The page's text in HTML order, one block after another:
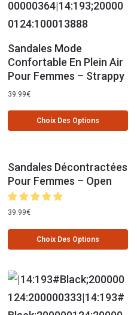
Sandales Mode
Confortable En Plein Air
Pour Femmes – Strappy
39.99€
Choix Des Options
Sandales Décontractées
Pour Femmes – Open
39.99€
Choix Des Options